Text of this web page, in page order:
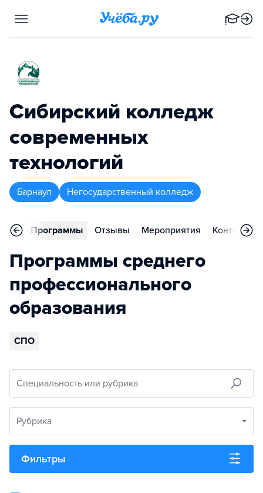
Сибирский колледж
современных
технологий
Барнаул Негосударственный колледж
Программы Отзывы Мероприятия Контакты
Программы среднего
профессионального
образования
СПО
Специальность или рубрика
Рубрика
Фильтры